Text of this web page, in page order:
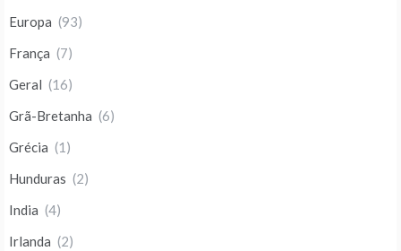
Europa (93)
França (7)
Geral (16)
Grã-Bretanha (6)
Grécia (1)
Hunduras (2)
India (4)
Irlanda (2)